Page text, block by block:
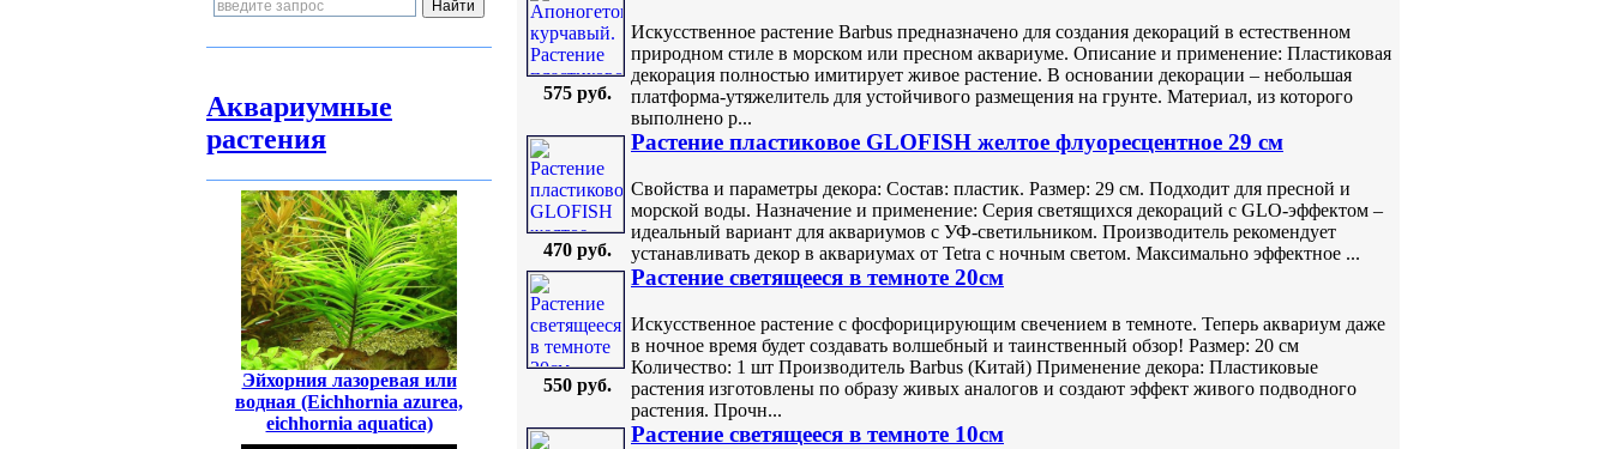
Аквариумные
растения
Эйхорния лазоревая или
водная (Eichhornia azurea,
eichhornia aquatica)
575 руб.
Искусственное растение Barbus предназначено для создания декораций в естественном
природном стиле в морском или пресном аквариуме. Описание и применение: Пластиковая
декорация полностью имитирует живое растение. В основании декорации – небольшая
платформа-утяжелитель для устойчивого размещения на грунте. Материал, из которого
выполнено р...
470 руб.
Растение пластиковое GLOFISH желтое флуоресцентное 29 см
Свойства и параметры декора: Состав: пластик. Размер: 29 см. Подходит для пресной и
морской воды. Назначение и применение: Серия светящихся декораций с GLO-эффектом –
идеальный вариант для аквариумов с УФ-светильником. Производитель рекомендует
устанавливать декор в аквариумах от Tetra с ночным светом. Максимально эффектное ...
550 руб.
Растение светящееся в темноте 20см
Искусственное растение с фосфорицирующим свечением в темноте. Теперь аквариум даже
в ночное время будет создавать волшебный и таинственный обзор! Размер: 20 см
Количество: 1 шт Производитель Barbus (Китай) Применение декора: Пластиковые
растения изготовлены по образу живых аналогов и создают эффект живого подводного
растения. Прочн...
Растение светящееся в темноте 10см